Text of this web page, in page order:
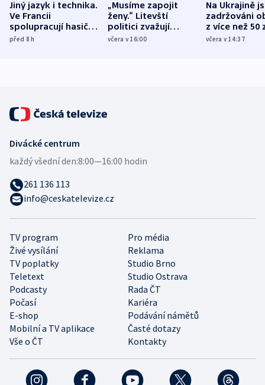
Jiný jazyk i technika.
Ve Francii
spolupracují hasiči z
různých zemí
před 8h
„Musíme zapojit
ženy.“ Litevští
politici zvažují
dohodu o
včera v 16:00
Na Ukrajině
zadržováni
z více než 50
Bojovali na
včera v 14:37
TV program
Pro média
Živé vysílání
Reklama
TV poplatky
Studio Brno
Teletext
Studio Ostrava
Podcasty
Rada ČT
Počasí
Kariéra
E-shop
Podávání námětů
Mobilní a TV aplikace
Časté dotazy
Vše o ČT
Kontakty
Divácké centrum
každý všední den:8:00—16:00 hodin
261 136 113
info@ceskatelevize.cz